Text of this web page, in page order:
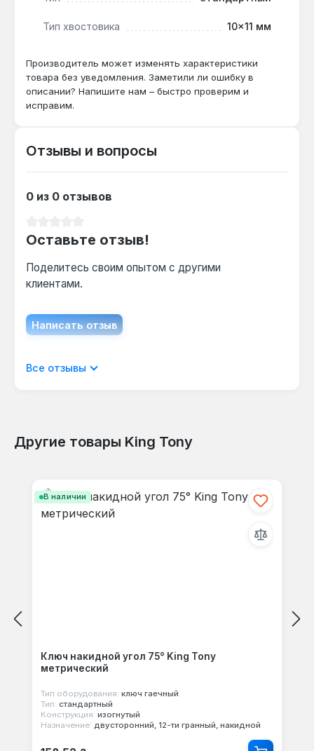
Тайвань. Гарантия 1 год, доставка по Украине.
Подходит ли для работы с креплениями в
двигателе?
Да — угол наклона 45° и длина 195 мм
впускного коллектора и генератора.
Какой профиль лучше для старых болтов?
обеспечивая надёжный захват.
Тип хвостовика 10×11 мм
Производитель может изменять характеристики
товара без уведомления. Заметили ли ошибку в
описании? Напишите нам – быстро проверим и
исправим.
Отзывы и вопросы
0 из 0 отзывов
Оставьте отзыв!
Поделитесь своим опытом с другими
клиентами.
Написать отзыв
Отображать отзывы только на текущем
Все отзывы
Другие товары King Tony
В наличии
Ключ накидной угол 75° King Tony
метрический
Тип оборудования: ключ гаечный
Тип: стандартный
Конструкция: изогнутый
Назначение: двусторонний, 12-ти гранный, накидной
Обычная цена: